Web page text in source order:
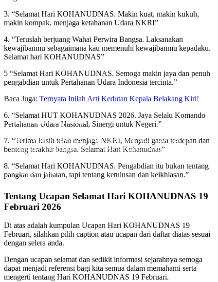
3. “Selamat Hari KOHANUDNAS. Makin kuat, makin kukuh,
makin kompak, menjaga ketahanan Udara NKRI”
4. “Teruslah berjuang Wahai Perwira Bangsa. Laksanakan
kewajibanmu sebagaimana kau memenuhi kewajibanmu kepadaku.
Selamat hari KOHANUDNAS”
5 “Selamat Hari KOHANUDNAS. Semoga makin jaya dan penuh
pengabdian untuk Pertahanan Udara Indonesia tercinta.”
Baca Juga: Ternyata Inilah Arti Kedutan Kepala Belakang Kiri!
6. “Selamat HUT KOHANUDNAS 2026. Jaya Selalu Komando
Pertahanan Udara Nasional, Sinergi untuk Negeri.”
7. “Terima kasih telah menjaga NKRI, Menjadi garda terdepan dan
benteng terakhir bangsa. Selamat Hari Kohanudnas”
8. “Selamat Hari KOHANUDNAS. Pengabdian itu bukan tentang
pangkat dan jabatan, tapi tentang ketulusan dan keikhlasan.”
Hari KOHANUDNAS
Hari KOHANUDNAS Selalu diperingati setiap tanggal 19
September setiap tahunnya – Presiden yang merupakan Panglima
Nomor 8 PLM-PS di tahun 196
Oleh Kiki Kinanti
Pada Feb 5, 2025
Tentang Ucapan Selamat Hari KOHANUDNAS 19
Februari 2026
Di atas adalah kumpulan Ucapan Hari KOHANUDNAS 19
Februari, silahkan pilih caption atau ucapan dari daftar diatas sesuai
dengan selera anda.
Dengan ucapan selamat dan sedikit informasi sejarahnya semoga
dapat menjadi referensi bagi kita semua dalam memahami serta
mengerti tentang Hari KOHANUDNAS 19 Februari.